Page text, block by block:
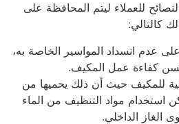
للعملاء ليتم المحافظة على
انسداد المواسير الخاصة به،
عمل المكيف.
حيث أن ذلك يحميها من
مواد التنظيف من الماء
الداخلي.